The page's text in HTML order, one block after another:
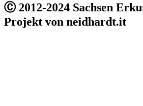
Ⓒ 2012-2024 Sachsen
Projekt von neidhardt.it